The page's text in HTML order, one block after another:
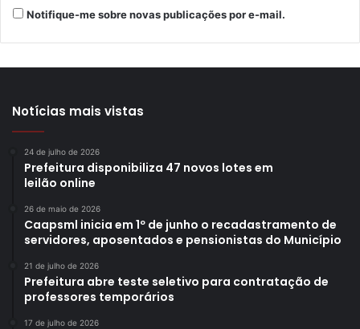
Notifique-me sobre novas publicações por e-mail.
Notícias mais vistas
24 de julho de 2026
Prefeitura disponibiliza 47 novos lotes em
leilão online
26 de maio de 2026
Caapsml inicia em 1º de junho o recadastramento de
servidores, aposentados e pensionistas do Município
21 de julho de 2026
Prefeitura abre teste seletivo para contratação de
professores temporários
17 de julho de 2026